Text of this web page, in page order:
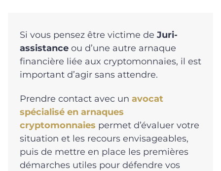
Si vous pensez être victime de Juri-
assistance ou d’une autre arnaque
financière liée aux cryptomonnaies, il est
important d’agir sans attendre.
Prendre contact avec un avocat
spécialisé en arnaques
cryptomonnaies permet d’évaluer votre
situation et les recours envisageables,
puis de mettre en place les premières
démarches utiles pour défendre vos